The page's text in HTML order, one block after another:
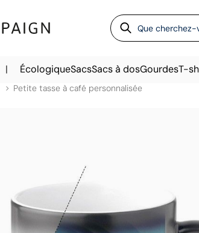
| ÉcologiqueSacsSacs à dosGourdesT-
Petite tasse à café personnalisée